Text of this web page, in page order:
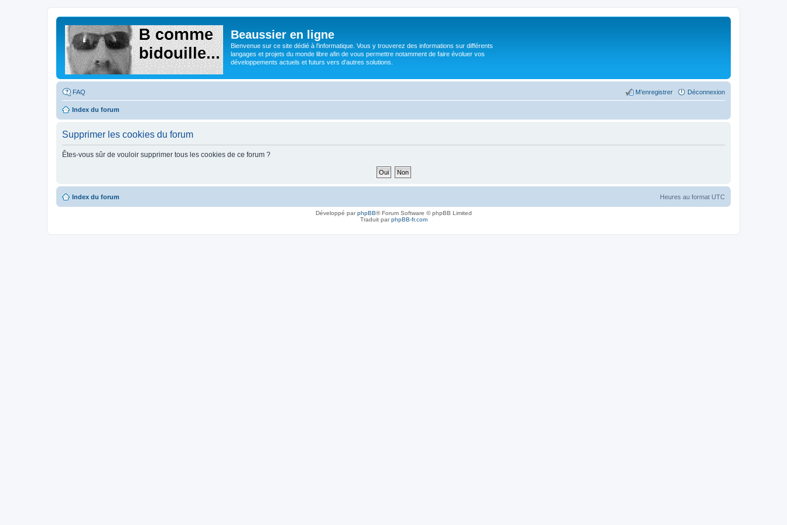
Beaussier en ligne
Bienvenue sur ce site dédié à l'informatique. Vous y trouverez des informations sur différents
langages et projets du monde libre afin de vous permettre notamment de faire évoluer vos
développements actuels et futurs vers d'autres solutions.
FAQ Déconnexion
M’enregistrer
Index du forum
Supprimer les cookies du forum
Êtes-vous sûr de vouloir supprimer tous les cookies de ce forum ?
Index du forum Heures au format UTC
Développé parphpBB® Forum Software © phpBB Limited
Traduit parphpBB-fr.com